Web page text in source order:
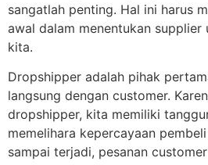
sangatlah penting. Hal ini harus
awal dalam menentukan
kita.
Dropshipper adalah pihak
langsung dengan customer.
dropshipper, kita memiliki
memelihara kepercayaan
sampai terjadi, pesanan